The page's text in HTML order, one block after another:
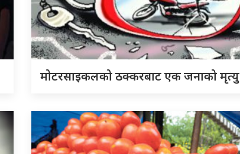
मोटरसाइकलको ठक्करबाट एक जनाको मृत्यु